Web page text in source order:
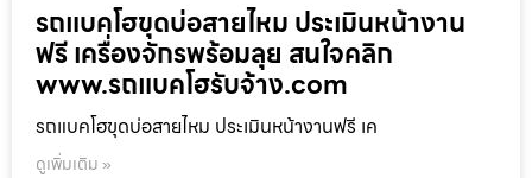
รถแบคโฮขุดบ่อสายไหม ประเมินหน้างาน
ฟรี เครื่องจักรพร้อมลุย สนใจคลิก
www.รถแบคโฮรับจ้าง.com
รถแบคโฮขุดบ่อสายไหม ประเมินหน้างานฟรี เค
ดูเพิ่มเติม »